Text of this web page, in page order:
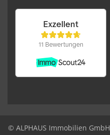
© ALPHAUS Immobilien GmbH